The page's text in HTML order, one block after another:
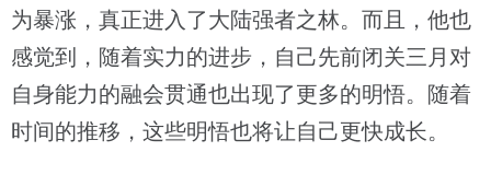
为暴涨，真正进入了大陆强者之林。而且，他也
感觉到，随着实力的进步，自己先前闭关三月对
自身能力的融会贯通也出现了更多的明悟。随着
时间的推移，这些明悟也将让自己更快成长。